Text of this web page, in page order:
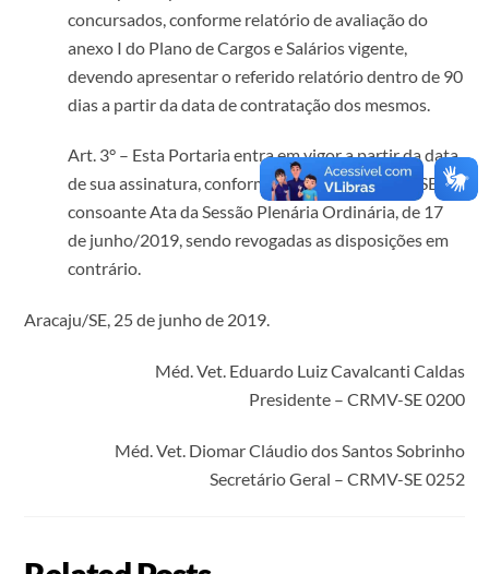
concursados, conforme relatório de avaliação do
anexo I do Plano de Cargos e Salários vigente,
devendo apresentar o referido relatório dentro de 90
dias a partir da data de contratação dos mesmos.
Art. 3° – Esta Portaria entra em vigor a partir da data
de sua assinatura, conforme decisão do CRMV-SE,
consoante Ata da Sessão Plenária Ordinária, de 17
de junho/2019, sendo revogadas as disposições em
contrário.
Aracaju/SE, 25 de junho de 2019.
Méd. Vet. Eduardo Luiz Cavalcanti Caldas
Presidente – CRMV-SE 0200
Méd. Vet. Diomar Cláudio dos Santos Sobrinho
Secretário Geral – CRMV-SE 0252